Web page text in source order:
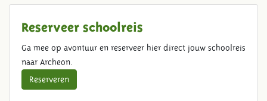
Reserveer schoolreis
Ga mee op avontuur en reserveer hier direct jouw schoolreis
naar Archeon.
Reserveren